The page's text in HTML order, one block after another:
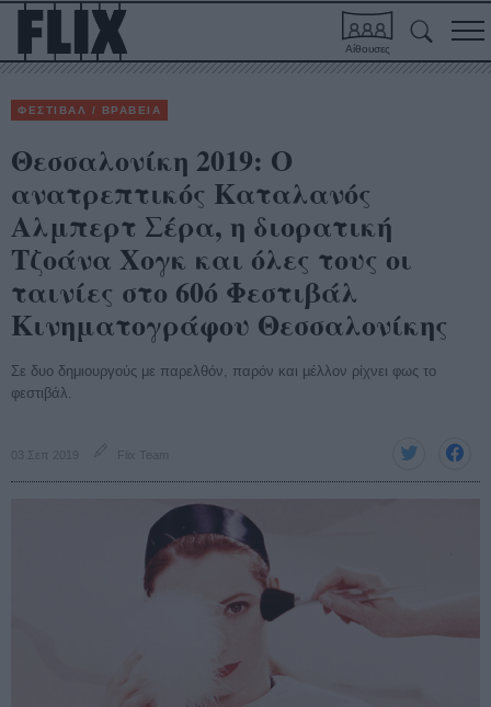
Αίθουσες
ΦΕΣΤΙΒΑΛ / ΒΡΑΒΕΙΑ
Θεσσαλονίκη 2019: Ο
ανατρεπτικός Καταλανός
Αλμπερτ Σέρα, η διορατική
Τζοάνα Χογκ και όλες τους οι
ταινίες στο 60ό Φεστιβάλ
Κινηματογράφου Θεσσαλονίκης
Σε δυο δημιουργούς με παρελθόν, παρόν και μέλλον ρίχνει φως το
φεστιβάλ.
03 Σεπ 2019 Flix Team